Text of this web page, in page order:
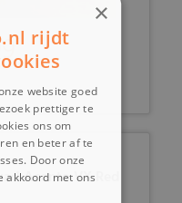
Acanto VX Red
×
rijdt
website goed
prettiger te
ons om
en beter af te
Door onze
akkoord met ons